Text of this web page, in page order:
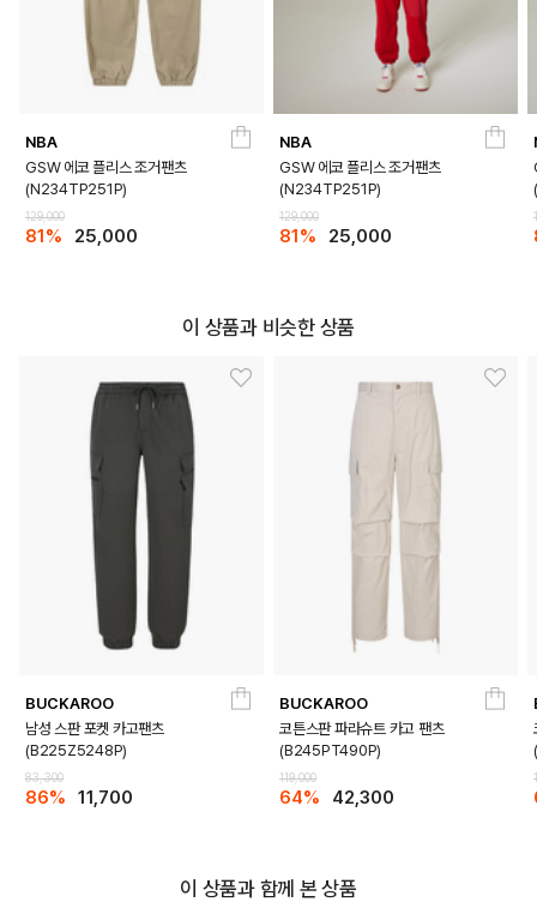
PRODUCT VIEW
NBA
GSW 에코 플리스 조거팬츠
(N234TP251P)
129,000
81% 25,000
NBA
GSW 에코 플리스 조거팬츠
(N234TP251P)
129,000
81% 25,000
이 상품과 비슷한 상품
BUCKAROO
남성 스판 포켓 카고팬츠
(B225Z5248P)
83,300
86% 11,700
BUCKAROO
코튼스판 파라슈트 카고 팬츠
(B245PT490P)
119,000
64% 42,300
이 상품과 함께 본 상품